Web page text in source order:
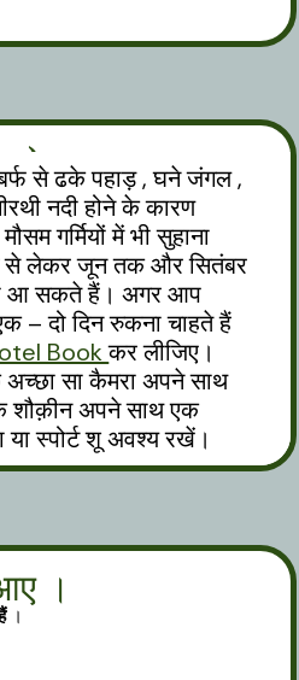
से ढके पहाड़ , घने जंगल ,
नदी होने के कारण
गर्मियों में भी सुहाना
से लेकर जून तक और सितंबर
आ सकते हैं। अगर आप
– दो दिन रुकना चाहते हैं
Bookकर लीजिए।
अच्छा सा कैमरा अपने साथ
शौक़ीन अपने साथ एक
या स्पोर्ट शू अवश्य रखें।
।
।